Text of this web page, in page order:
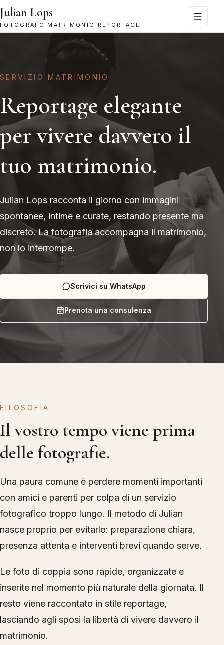
Julian Lops
FOTOGRAFO MATRIMONIO REPORTAGE
SERVIZIO MATRIMONIO
Reportage elegante
per vivere davvero il
tuo matrimonio.
Julian Lops racconta il giorno con immagini
spontanee, intime e curate, restando presente ma
discreto. La fotografia accompagna il matrimonio,
non lo interrompe.
Scrivici su WhatsApp
Prenota una consulenza
FILOSOFIA
Il vostro tempo viene prima
delle fotografie.
Una paura comune è perdere momenti importanti
con amici e parenti per colpa di un servizio
fotografico troppo lungo. Il metodo di Julian
nasce proprio per evitarlo: preparazione chiara,
presenza attenta e interventi brevi quando serve.
Le foto di coppia sono rapide, organizzate e
inserite nel momento più naturale della giornata. Il
resto viene raccontato in stile reportage,
lasciando agli sposi la libertà di vivere davvero il
matrimonio.